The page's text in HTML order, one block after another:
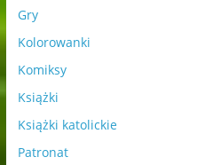
Gry
Kolorowanki
Komiksy
Książki
Książki katolickie
Patronat